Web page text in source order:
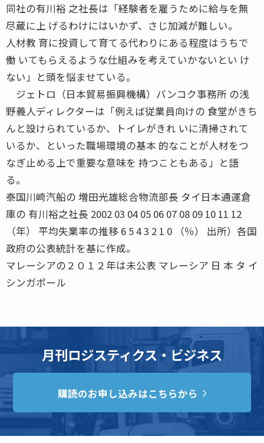
同社の有川裕 之社長は「経験者を雇うために給与を無
尽蔵に上 げるわけにはいかず、さじ加減が難しい。
人材教 育に投資して育てる代わりにある程度はうちで
働 いてもらえるような仕組みを考えていかないとい け
ない」と頭を悩ませている。
ジェトロ（日本貿易振興機構）バンコク事務所 の浅
野義人ディレクターは「例えば従業員向けの 食堂がきち
んと設けられているか、トイレがきれ いに清掃されて
いるか、といった職場環境の基本 的なことが人材をつ
なぎ止める上で重要な意味を 持つこともある」と語
る。
泰国川崎汽船の 増田光雄総合物流部長 タイ日本通運倉
庫の 有川裕之社長 2002 03 04 05 06 07 08 09 10 11 12
（年） 平均失業率の推移 6 5 4 3 2 1 0 （％） 出所）各国
政府の公表統計を基に作成。
マレーシアの２０１２年は未公表 マレーシア 日 本 タ イ
シンガポール
月刊ロジスティクス・ビジネス
購読のお申し込みはこちらから